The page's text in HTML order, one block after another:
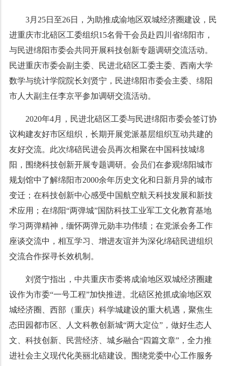
3月25日至26日，为助推成渝地区双城经济圈建设，民
进重庆市北碚区工委组织15名骨干会员赴四川省绵阳市，
与民进绵阳市委会共同开展科技创新专题调研交流活动。
民进重庆市委会副主委、民进北碚区工委主委、西南大学
数学与统计学院院长刘贤宁，民进绵阳市委会主委、绵阳
市人大副主任李京平参加调研交流活动。
2020年4月，民进北碚区工委与民进绵阳市委会签订协
议构建友好市区组织，长期开展党派基层组织互动共建的
友好交流。此次绵碚民进会员再次相聚在中国科技城绵
阳，围绕科技创新开展专题调研。会员们在参观绵阳城市
规划馆中了解绵阳市2000余年历史文化和日新月异的城市
变迁；在科技创新中心感受中国航空航天科技发展和新技
术应用；在绵阳“两弹城”国防科技工业军工文化教育基地
学习两弹精神，缅怀两弹元勋丰功伟绩；在党派会务工作
座谈交流中，相互学习、增进友谊并为深化绵碚民进组织
交流合作探寻长效机制。
刘贤宁指出，中共重庆市委将成渝地区双城经济圈建
设作为市委“一号工程”加快推进。北碚区抢抓成渝地区双
城经济圈、西部（重庆）科学城建设的重大机遇，聚焦生
态田园都市区、人文科教创新城“两大定位”，做好生态人
文、科技创新、民营经济、城乡融合“四篇文章”，全力推
进社会主义现代化美丽北碚建设。围绕党委中心工作服务